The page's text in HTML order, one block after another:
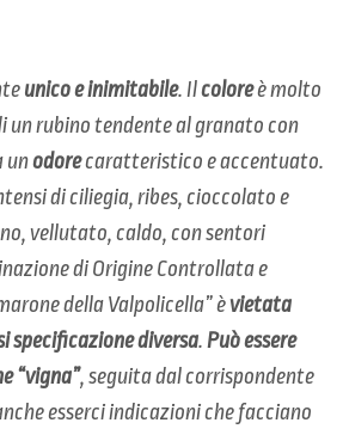
unico e inimitabile. Ilcoloreè molto
un rubino tendente al granato con
unodorecaratteristico e accentuato.
di ciliegia, ribes, cioccolato e
vellutato, caldo, con sentori
di Origine Controllata e
della Valpolicella” èvietata
specificazione diversa. Può essere
“vigna”, seguita dal corrispondente
esserci indicazioni che facciano